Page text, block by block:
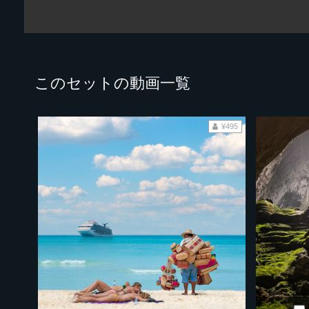
このセットの動画一覧
¥495